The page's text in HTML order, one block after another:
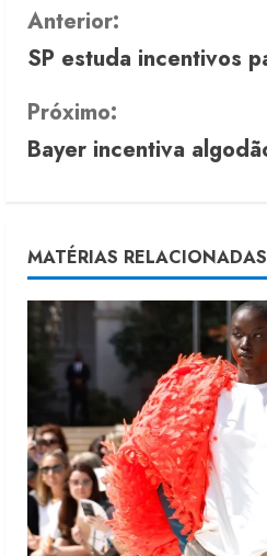
C
o
n
t
n
u
e
e
a
d
Anterior:
SP estuda incentivos
Próximo:
Bayer incentiva
MATÉRIAS RELACIONADAS